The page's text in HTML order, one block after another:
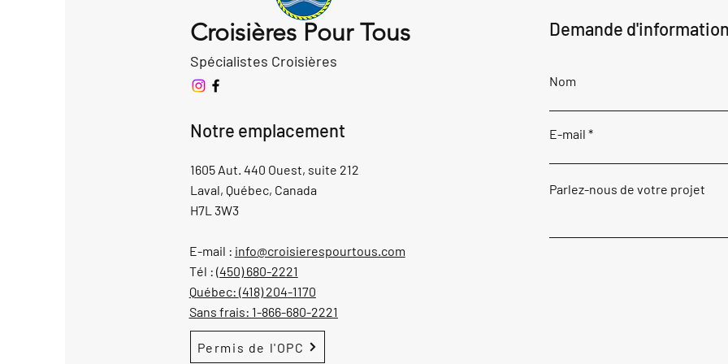
Croisières Pour Tous
Spécialistes Croisières
Notre emplacement
1605 Aut. 440 Ouest, suite 212
Laval, Québec, Canada
H7L 3W3
E-mail : info@croisierespourtous.com
Tél : (450) 680-2221
Québec: (418) 204-1170
Sans frais: 1-866-680-2221
Permis de l'OPC
Demande
Nom
E-mail
Parlez-nous de votre projet